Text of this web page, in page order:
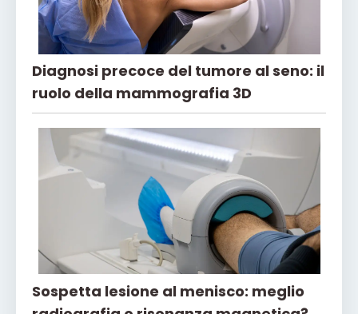
Diagnosi precoce del tumore al seno: il
ruolo della mammografia 3D
Sospetta lesione al menisco: meglio